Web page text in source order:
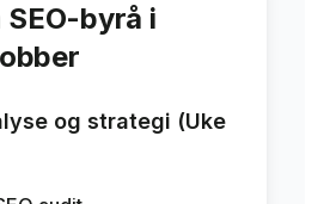
byrå i
og strategi (Uke